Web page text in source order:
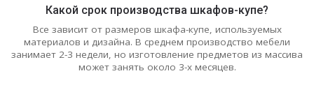
Какой срок производства шкафов-купе?
Все зависит от размеров шкафа-купе, используемых
материалов и дизайна. В среднем производство мебели
занимает 2-3 недели, но изготовление предметов из массива
может занять около 3-х месяцев.